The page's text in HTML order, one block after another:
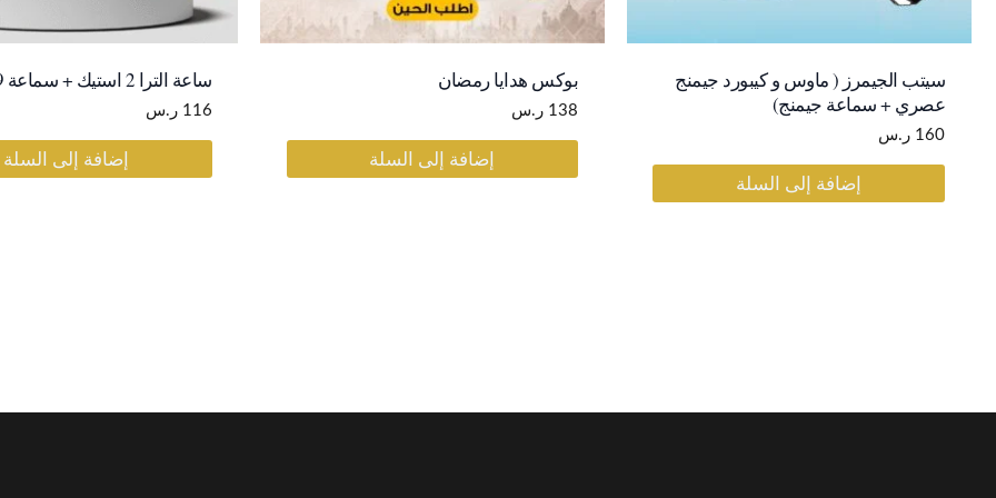
سيتب الجيمرز ( ماوس و كيبورد جيمنج
عصري + سماعة جيمنج)
160 ر.س
إضافة إلى السلة
بوكس هدايا رمضان
138 ر.س
إضافة إلى السلة
ساعة الترا 2 استيك + سماعة p9
116 ر.س
إضافة إلى السلة